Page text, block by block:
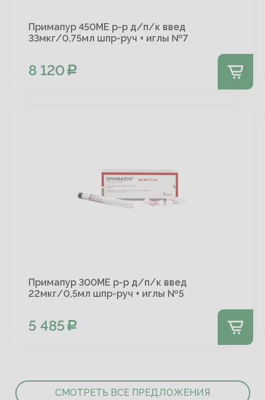
Примапур 450МЕ р-р д/п/к введ
33мкг/0,75мл шпр-руч + иглы №7
8 120
Примапур 300МЕ р-р д/п/к введ
22мкг/0,5мл шпр-руч + иглы №5
5 485
СМОТРЕТЬ ВСЕ ПРЕДЛОЖЕНИЯ